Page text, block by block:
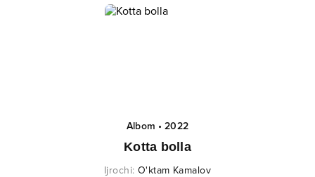
Albom •2022
Kotta bolla
Ijrochi: O'ktam Kamalov